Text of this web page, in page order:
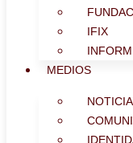
IFIX
MEDIOS